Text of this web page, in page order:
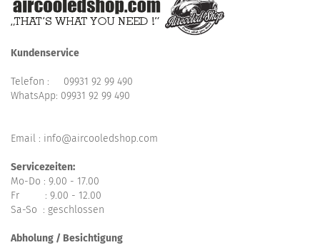
Kundenservice
Telefon : 09931 92 99 490
WhatsApp: 09931 92 99 490
Email : info@aircooledshop.com
Servicezeiten:
Mo-Do : 9.00 - 17.00
Fr : 9.00 - 12.00
Sa-So : geschlossen
Abholung / Besichtigung